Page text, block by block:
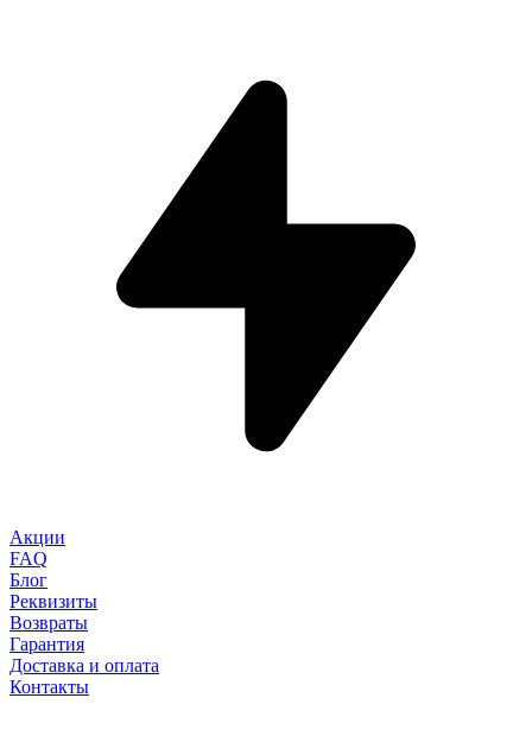
Акции
FAQ
Блог
Реквизиты
Возвраты
Гарантия
Доставка и оплата
Контакты